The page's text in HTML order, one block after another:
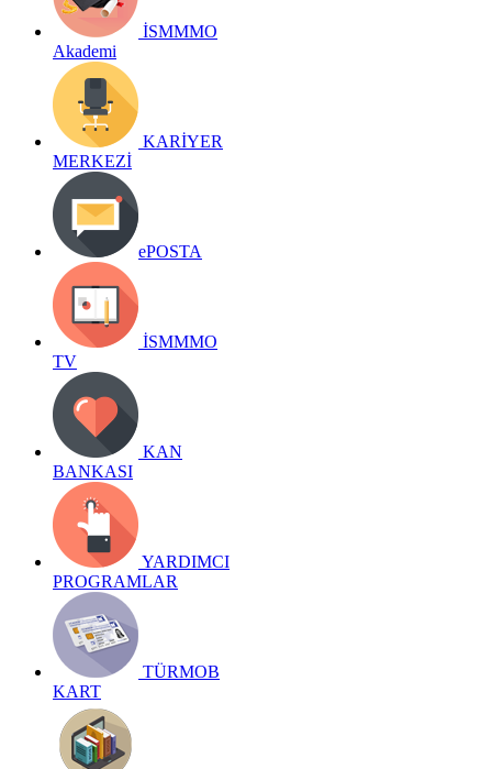
İSMMMO
Akademi
KARİYER
MERKEZİ
ePOSTA
İSMMMO
TV
KAN
BANKASI
YARDIMCI
PROGRAMLAR
TÜRMOB
KART